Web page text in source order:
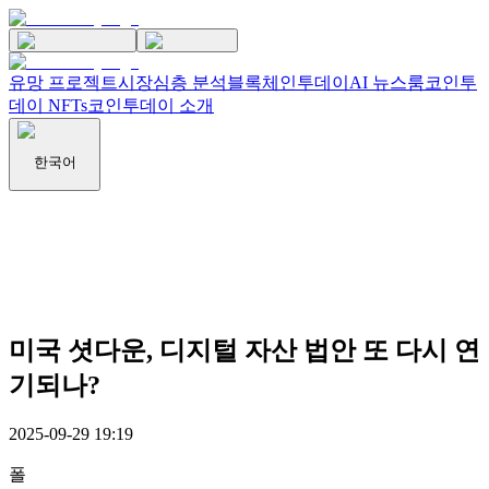
유망 프로젝트시장심층 분석블록체인투데이 AI 뉴스룸코인투
데이 NFTs코인투데이 소개
한국어
미국 셧다운, 디지털 자산 법안 또 다시 연
기되나?
2025-09-29 19:19
폴